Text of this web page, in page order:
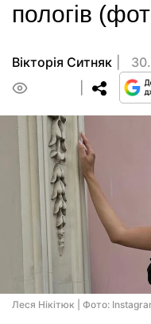
пологів
Вікторія Ситняк
Леся Нікітюк | Фото: